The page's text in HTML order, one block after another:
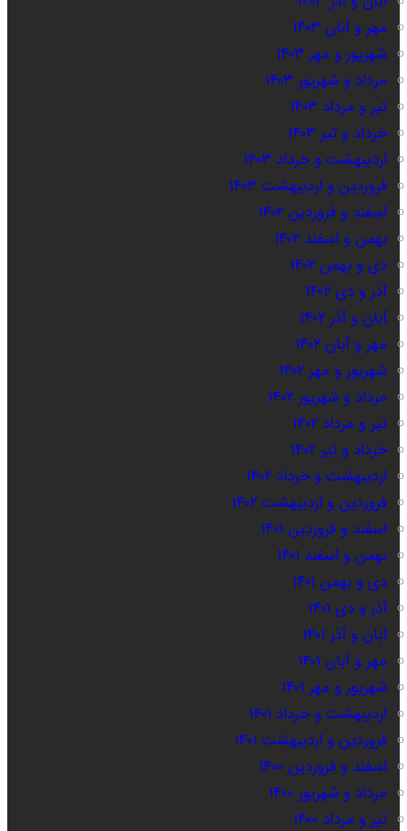
مهر و آبان ۱۴۰۳
شهریور و مهر ۱۴۰۳
مرداد و شهریور ۱۴۰۳
تیر و مرداد ۱۴۰۳
خرداد و تیر ۱۴۰۳
اردیبهشت و خرداد ۱۴۰۳
فروردین و اردیبهشت ۱۴۰۳
اسفند و فروردین ۱۴۰۲
بهمن و اسفند ۱۴۰۲
دی و بهمن ۱۴۰۲
آذر و دی ۱۴۰۲
آبان و آذر ۱۴۰۲
مهر و آبان ۱۴۰۲
شهریور و مهر ۱۴۰۲
مرداد و شهریور ۱۴۰۲
تیر و مرداد ۱۴۰۲
خرداد و تیر ۱۴۰۲
اردیبهشت و خرداد ۱۴۰۲
فروردین و اردیبهشت ۱۴۰۲
اسفند و فروردین ۱۴۰۱
بهمن و اسفند ۱۴۰۱
دی و بهمن ۱۴۰۱
آذر و دی ۱۴۰۱
آبان و آذر ۱۴۰۱
مهر و آبان ۱۴۰۱
شهریور و مهر ۱۴۰۱
اردیبهشت و خرداد ۱۴۰۱
فروردین و اردیبهشت ۱۴۰۱
اسفند و فروردین ۱۴۰۰
مرداد و شهریور ۱۴۰۰
تیر و مرداد ۱۴۰۰